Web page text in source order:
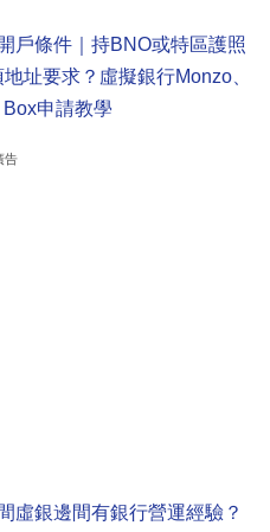
戶條件｜持BNO或特區護照
址要求？虛擬銀行Monzo、
申請教學
告
虛銀邊間有銀行營運經驗？